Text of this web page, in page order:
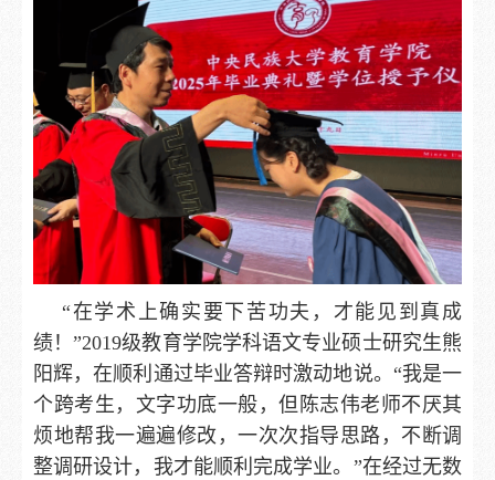
“在学术上确实要下苦功夫，才能见到真成
绩！”2019级教育学院学科语文专业硕士研究生熊
阳辉，在顺利通过毕业答辩时激动地说。“我是一
个跨考生，文字功底一般，但陈志伟老师不厌其
烦地帮我一遍遍修改，一次次指导思路，不断调
整调研设计，我才能顺利完成学业。”在经过无数